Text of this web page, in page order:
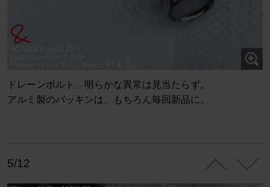
ドレーンボルト、明らかな異常は見当たらず。
アルミ製のパッキンは、もちろん毎回新品に。
5/12